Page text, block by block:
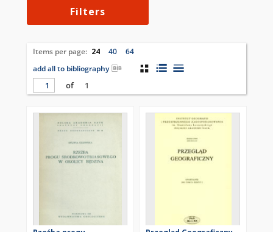
Filters
Items per page: 24 40
64
add all to bibliography
of
1